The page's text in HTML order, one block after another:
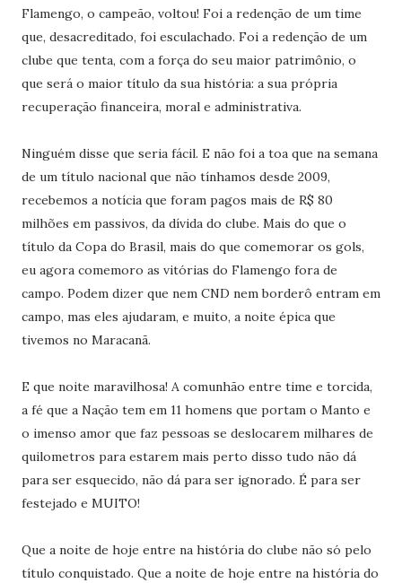
Flamengo, o campeão, voltou! Foi a redenção de um time
que, desacreditado, foi esculachado. Foi a redenção de um
clube que tenta, com a força do seu maior patrimônio, o
que será o maior título da sua história: a sua própria
recuperação financeira, moral e administrativa.
Ninguém disse que seria fácil. E não foi a toa que na semana
de um título nacional que não tínhamos desde 2009,
recebemos a notícia que foram pagos mais de R$ 80
milhões em passivos, da dívida do clube. Mais do que o
título da Copa do Brasil, mais do que comemorar os gols,
eu agora comemoro as vitórias do Flamengo fora de
campo. Podem dizer que nem CND nem borderô entram em
campo, mas eles ajudaram, e muito, a noite épica que
tivemos no Maracanã.
E que noite maravilhosa! A comunhão entre time e torcida,
a fé que a Nação tem em 11 homens que portam o Manto e
o imenso amor que faz pessoas se deslocarem milhares de
quilometros para estarem mais perto disso tudo não dá
para ser esquecido, não dá para ser ignorado. É para ser
festejado e MUITO!
Que a noite de hoje entre na história do clube não só pelo
título conquistado. Que a noite de hoje entre na história do